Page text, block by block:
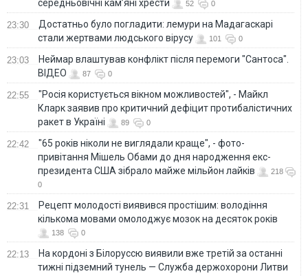
середньовічні кам’яні хрести
52 0
23:30
Достатньо було погладити: лемури на Мадагаскарі
стали жертвами людського вірусу
101 0
23:03
Неймар влаштував конфлікт після перемоги "Сантоса".
ВІДЕО
87 0
22:55
"Росія користується вікном можливостей", - Майкл
Кларк заявив про критичний дефіцит протибалістичних
ракет в Україні
89 0
22:42
"65 років ніколи не виглядали краще", - фото-
привітання Мішель Обами до дня народження екс-
президента США зібрало майже мільйон лайків
218
0
22:31
Рецепт молодості виявився простішим: володіння
кількома мовами омолоджує мозок на десяток років
138 0
22:13
На кордоні з Білоруссю виявили вже третій за останні
тижні підземний тунель — Служба держохорони Литви